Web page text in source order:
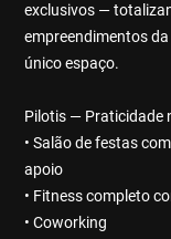
exclusivos —
empreendimentos
único espaço.
Pilotis — Praticidade
• Salão de festas
apoio
• Fitness completo
• Coworking